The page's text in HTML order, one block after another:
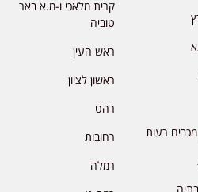
מכבים רעות
קרית מלאכי ו-מ.א באר
טוביה
ראש העין
ראשון לציון
רהט
רחובות
רמלה